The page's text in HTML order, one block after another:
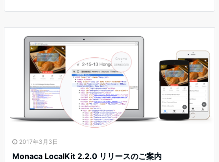
2017年3月3日
Monaca LocalKit 2.2.0 リリースのご案内